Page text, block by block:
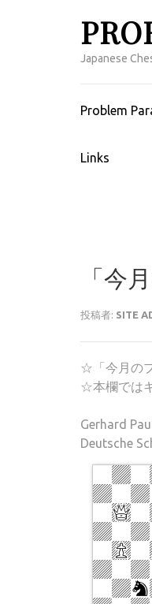
Japanese
Problem
Links
「今
投稿者: SITE
☆「今月の
☆本欄では
Gerhard
Deutsche